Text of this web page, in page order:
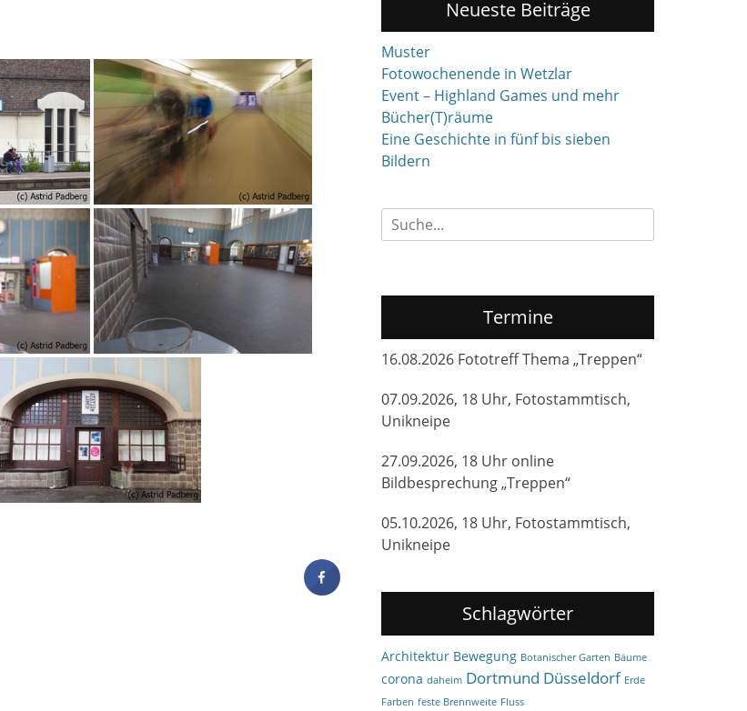
Neueste Beiträge
Muster
Fotowochenende in Wetzlar
Event – Highland Games und mehr
Bücher(T)räume
Eine Geschichte in fünf bis sieben
Bildern
Suchen
nach:
Termine
16.08.2026 Fototreff Thema „Treppen“
07.09.2026, 18 Uhr, Fotostammtisch,
Unikneipe
27.09.2026, 18 Uhr online
Bildbesprechung „Treppen“
05.10.2026, 18 Uhr, Fotostammtisch,
Unikneipe
Schlagwörter
Architektur Bewegung Botanischer Garten Bäume
corona daheim Dortmund Düsseldorf Erde
Farben feste Brennweite Fluss